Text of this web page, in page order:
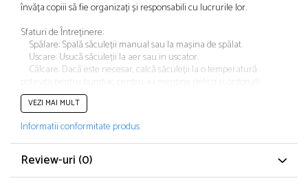
învăța copiii să fie organizați și responsabili cu lucrurile lor.
Sfaturi de Întreținere:
Spălare: Spală săculeții manual sau la mașina de spălat.
Uscare: Usucă săculeții la aer sau in uscator.
Călcare: Dacă este necesar, calcă săculeții la o temperatură
VEZI MAI MULT
Informatii conformitate produs
Review-uri (0)